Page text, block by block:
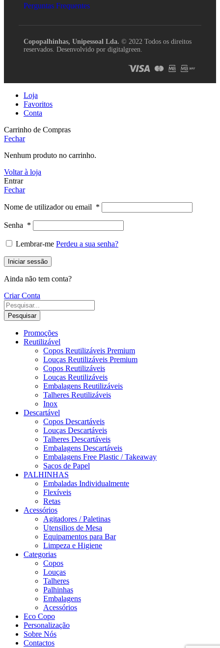
Perguntas Frequentes
Copopalhinhas, Unipessoal Lda. © 2022 Todos os direitos
reservados. Desenvolvido por digitalgreen.
Loja
Favoritos
Conta
Carrinho de Compras
Fechar
Nenhum produto no carrinho.
Voltar à loja
Entrar
Fechar
Nome de utilizador ou email *
Senha *
Lembrar-me Perdeu a sua senha?
Iniciar sessão
Ainda não tem conta?
Criar Conta
Pesquisar
Promoções
Reutilizável
Copos Reutilizáveis Premium
Louças Reutilizáveis Premium
Copos Reutilizáveis
Louças Reutilizáveis
Embalagens Reutilizáveis
Talheres Reutilizáveis
Inox
Descartável
Copos Descartáveis
Louças Descartáveis
Talheres Descartáveis
Embalagens Descartáveis
Embalagens Free Plastic / Takeaway
Sacos de Papel
PALHINHAS
Embaladas Individualmente
Flexíveis
Retas
Acessórios
Agitadores / Paletinas
Utensilios de Mesa
Equipamentos para Bar
Limpeza e Higiene
Categorias
Copos
Louças
Talheres
Palhinhas
Embalagens
Acessórios
Eco Copo
Personalização
Sobre Nós
Contactos